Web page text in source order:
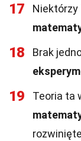
17
Niektórzy
18 Brak
19 Teoria ta